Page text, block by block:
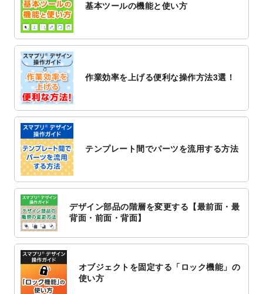
2022/11/25
【新商品】クリアファイルが作成できるよ
2022/11/4
しました。
2022/10/26
レートを追加しました。
2022/10/26
追加しました。
2022/10/20
2022/10/14
年賀ポスターのデザインテンプレートを公
2022/10/6
チラシ作成からポスティング配布注文まで
2022/10/1
2023年版1月始まりのカレンダーデザイン
2022/9/21
コンサートのチラシデザインテンプレート
2022/9/5
年賀状のデザインテンプレート
基本ツールの機能と使い方
作業効率を上げる便利な操作方法3選！
テンプレート間でパーツを流用する方法
デザイン部品の階層を変更する【最前面・最
背面・前面・背面】
オブジェクトを固定する「ロック機能」の
使い方